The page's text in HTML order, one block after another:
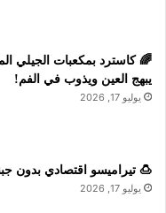
🌈 كاسترد بمكعبات الجيلي
يبهج العين ويذوب في الفم!
يوليو 17, 2026
🍮 تيراميسو اقتصادي بدون
يوليو 17, 2026